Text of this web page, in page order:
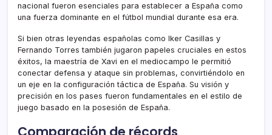
nacional fueron esenciales para establecer a España como
una fuerza dominante en el fútbol mundial durante esa era.
Si bien otras leyendas españolas como Iker Casillas y
Fernando Torres también jugaron papeles cruciales en estos
éxitos, la maestría de Xavi en el mediocampo le permitió
conectar defensa y ataque sin problemas, convirtiéndolo en
un eje en la configuración táctica de España. Su visión y
precisión en los pases fueron fundamentales en el estilo de
juego basado en la posesión de España.
Comparación de récords